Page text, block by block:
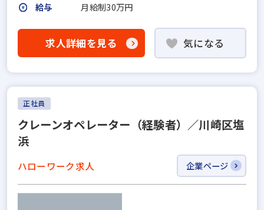
給与
月給制30万円
求人詳細を見る 気になる
正社員
クレーンオペレーター（経験者）／川崎区塩
浜
ハローワーク求人 企業ページ